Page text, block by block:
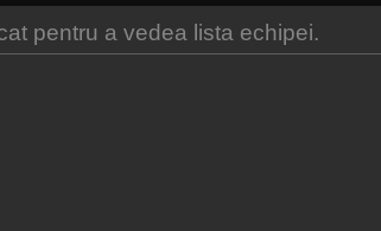
pentru a vedea lista echipei.